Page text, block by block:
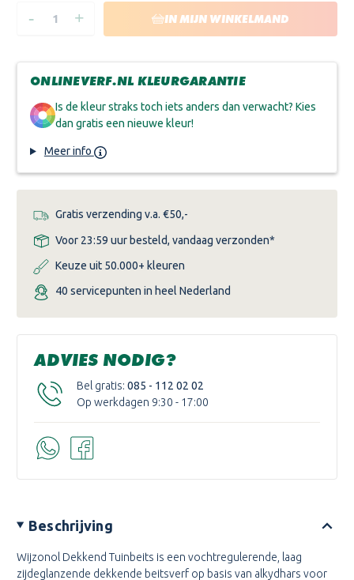
HOEVEELHEID
DEKKEND
KLEUREN
- HOEVEELHEID
DEKKEND
-
KLEUREN
+ IN MIJN WINKELMAND
ONLINEVERF.NL KLEURGARANTIE
Is de kleur straks toch iets anders dan verwacht? Kies
dan gratis een nieuwe kleur!
Meer info
Gratis verzending v.a. €50,-
Voor 23:59 uur besteld, vandaag verzonden*
Keuze uit 50.000+ kleuren
40 servicepunten in heel Nederland
ADVIES NODIG?
Bel gratis: 085 - 112 02 02
Op werkdagen 9:30 - 17:00
Beschrijving
Wijzonol Dekkend Tuinbeits is een vochtregulerende, laag
zijdeglanzende dekkende beitsverf op basis van alkydhars voor